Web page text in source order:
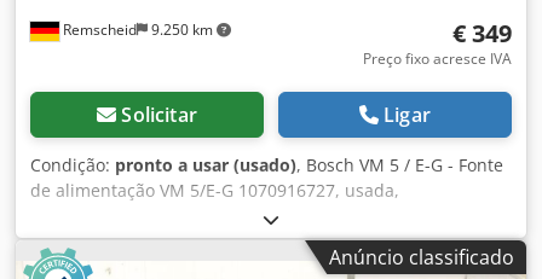
Remscheid 9.250 km € 349
Preço fixo acresce IVA
Solicitar Ligar
Condição: pronto a usar (usado), Bosch VM 5 / E-G - Fonte
de alimentação VM 5/E-G 1070916727, usada,
profissionalmente revisada e testada completamente com
garantia de 12 meses, 100% funcional, escopo de entrega
conforme fotos Dwedpfei D Ug Hex Am TjaAnúncio classificado